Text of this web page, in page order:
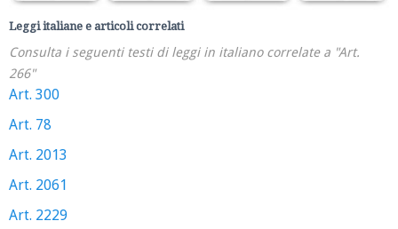
Leggi italiane e articoli correlati
Consulta i seguenti testi di leggi in italiano correlate a "Art.
266"
Art. 300
Art. 78
Art. 2013
Art. 2061
Art. 2229